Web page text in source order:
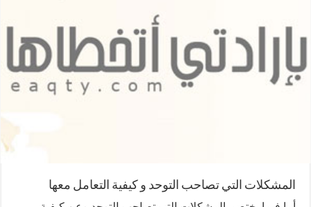
المشكلات التي تصاحب التوحد و كيفية التعامل معها